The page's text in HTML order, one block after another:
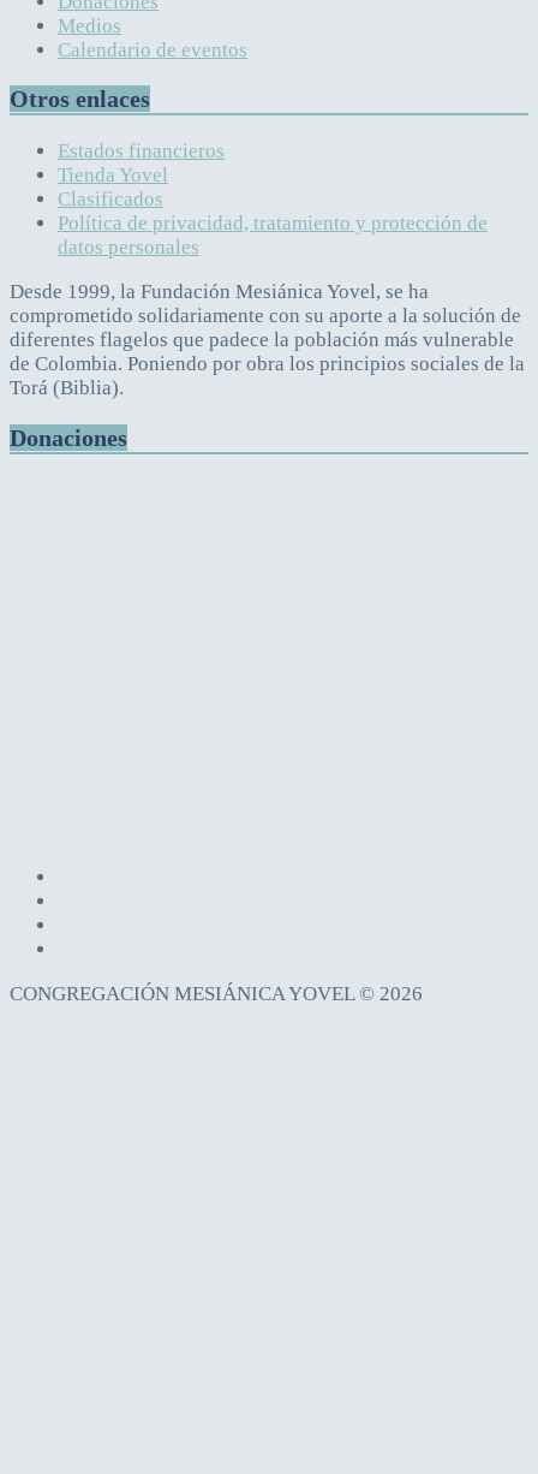
Medios
Calendario de eventos
Otros enlaces
Estados financieros
Tienda Yovel
Clasificados
Política de privacidad, tratamiento y protección de
datos personales
Desde 1999, la Fundación Mesiánica Yovel, se ha
comprometido solidariamente con su aporte a la solución de
diferentes flagelos que padece la población más vulnerable
de Colombia. Poniendo por obra los principios sociales de la
Torá (Biblia).
Donaciones
CONGREGACIÓN MESIÁNICA YOVEL © 2026